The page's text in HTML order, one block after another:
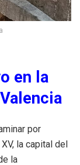
en la
por
la capital del
la